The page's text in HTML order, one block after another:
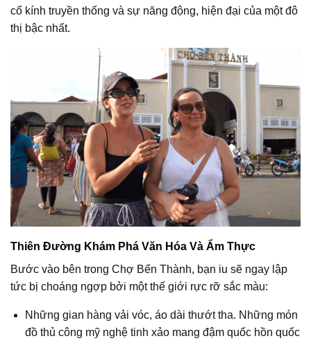
cổ kính truyền thống và sự năng động, hiện đại của một đô
thị bậc nhất.
Thiên Đường Khám Phá Văn Hóa Và Ẩm Thực
Bước vào bên trong Chợ Bến Thành, bạn iu sẽ ngay lập
tức bị choáng ngợp bởi một thế giới rực rỡ sắc màu:
Những gian hàng vải vóc, áo dài thướt tha. Những món
đồ thủ công mỹ nghệ tinh xảo mang đậm quốc hồn quốc